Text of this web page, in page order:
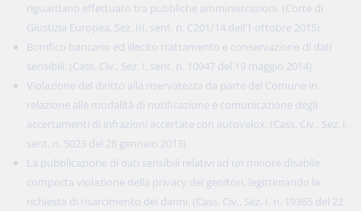
riguardano effettuato tra pubbliche amministrazioni. (Corte di
Giustizia Europea, Sez. III, sent. n. C201/14 dell’1 ottobre 2015)
Bonifico bancario ed illecito trattamento e conservazione di dati
sensibili. (Cass. Civ., Sez. I, sent. n. 10947 del 19 maggio 2014)
Violazione del diritto alla riservatezza da parte del Comune in
relazione alle modalità di notificazione e comunicazione degli
accertamenti di infrazioni accertate con autovelox. (Cass. Civ., Sez. I,
sent. n. 5023 del 28 gennaio 2013)
La pubblicazione di dati sensibili relativi ad un minore disabile
comporta violazione della privacy dei genitori, legittimando la
richiesta di risarcimento dei danni. (Cass. Civ., Sez. I, n. 19365 del 22